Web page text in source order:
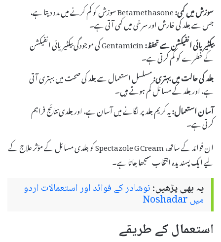
سوزش میں کمی:
Betamethasone سوزش کو کم کرنے میں مدد دیتا ہے،
جس سے جلد کی خارش اور سرخی میں کمی آتی ہے۔
بیکٹیریائی انفیکشن سے تحفظ:
Gentamicin کی موجودگی بیکٹیریائی انفیکشن
کے خطرے کو کم کرتی ہے۔
جلد کی حالت میں بہتری:مسلسل استعمال سے جلد کی صحت میں بہتری آتی
ہے، اور جلد کے مسائل کم ہوتے ہیں۔
آسان استعمال:یہ کریم جلد پر لگانے میں آسان ہے، اور جلدی نتائج فراہم
کرتی ہے۔
ان فوائد کے ساتھ، Spectazole G Cream کو جلدی مسائل کے مؤثر علاج کے
لیے ایک پسندیدہ انتخاب سمجھا جاتا ہے۔
یہ بھی پڑھیں:نوشادر کے فوائد اور استعمالات اردو
میں Noshadar
استعمال کے طریقے